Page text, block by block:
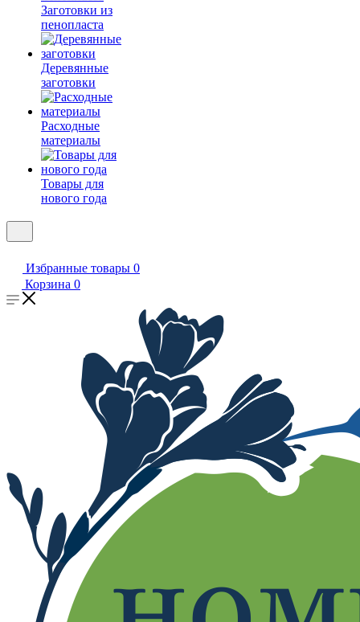
Заготовки из
пенопласта
Деревянные
заготовки
Расходные
материалы
Товары для
нового года
Избранные товары 0
Корзина 0